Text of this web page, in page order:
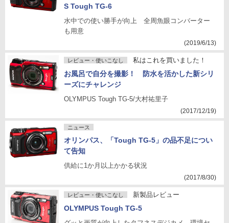
S Tough TG-6
水中での使い勝手が向上 全周魚眼コンバーター
も用意
(2019/6/13)
レビュー・使いこなし 私はこれを買いました！
お風呂で自分を撮影！ 防水を活かした新シリ
ーズにチャレンジ
OLYMPUS Tough TG-5/大村祐里子
(2017/12/19)
ニュース
オリンパス、「Tough TG-5」の品不足につい
て告知
供給に1か月以上かかる状況
(2017/8/30)
レビュー・使いこなし 新製品レビュー
OLYMPUS Tough TG-5